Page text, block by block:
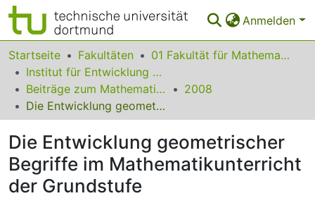
Anmelden
Bereiche & Sammlungen
Das gesamte Repositorium
Statistiken
FAQ
Leitlinien
Zurück zur Startseite
Startseite Fakultäten
01 Fakultät für Mathematik
Institut für Entwicklung und Erforschung des Mathematikunterrichts
Beiträge zum Mathematikunterricht
2008
Die Entwicklung geometrischer Begriffe im Mathematikunterricht der Grundstufe
Die Entwicklung geometrischer
Begriffe im Mathematikunterricht
der Grundstufe